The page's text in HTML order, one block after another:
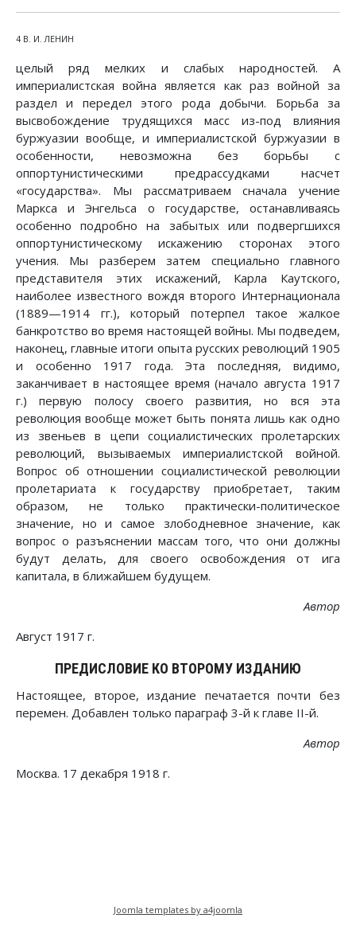
4 В. И. ЛЕНИН
целый ряд мелких и слабых народностей. А
империалистская война является как раз войной за
раздел и передел этого рода добычи. Борьба за
высвобождение трудящихся масс из-под влияния
буржуазии вообще, и империалистской буржуазии в
особенности, невозможна без борьбы с
оппортунистическими предрассудками насчет
«государства». Мы рассматриваем сначала учение
Маркса и Энгельса о государстве, останавливаясь
особенно подробно на забытых или подвергшихся
оппортунистическому искажению сторонах этого
учения. Мы разберем затем специально главного
представителя этих искажений, Карла Каутского,
наиболее известного вождя второго Интернационала
(1889—1914 гг.), который потерпел такое жалкое
банкротство во время настоящей войны. Мы подведем,
наконец, главные итоги опыта русских революций 1905
и особенно 1917 года. Эта последняя, видимо,
заканчивает в настоящее время (начало августа 1917
г.) первую полосу своего развития, но вся эта
революция вообще может быть понята лишь как одно
из звеньев в цепи социалистических пролетарских
революций, вызываемых империалистской войной.
Вопрос об отношении социалистической революции
пролетариата к государству приобретает, таким
образом, не только практически-политическое
значение, но и самое злободневное значение, как
вопрос о разъяснении массам того, что они должны
будут делать, для своего освобождения от ига
капитала, в ближайшем будущем.
Автор
Август 1917 г.
ПРЕДИСЛОВИЕ КО ВТОРОМУ ИЗДАНИЮ
Настоящее, второе, издание печатается почти без
перемен. Добавлен только параграф 3-й к главе II-й.
Автор
Москва. 17 декабря 1918 г.
Joomla templates by a4joomla